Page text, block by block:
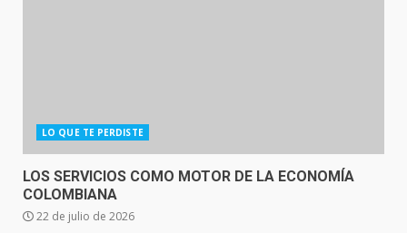
LO QUE TE PERDISTE
LOS SERVICIOS COMO MOTOR DE LA ECONOMÍA
COLOMBIANA
22 de julio de 2026